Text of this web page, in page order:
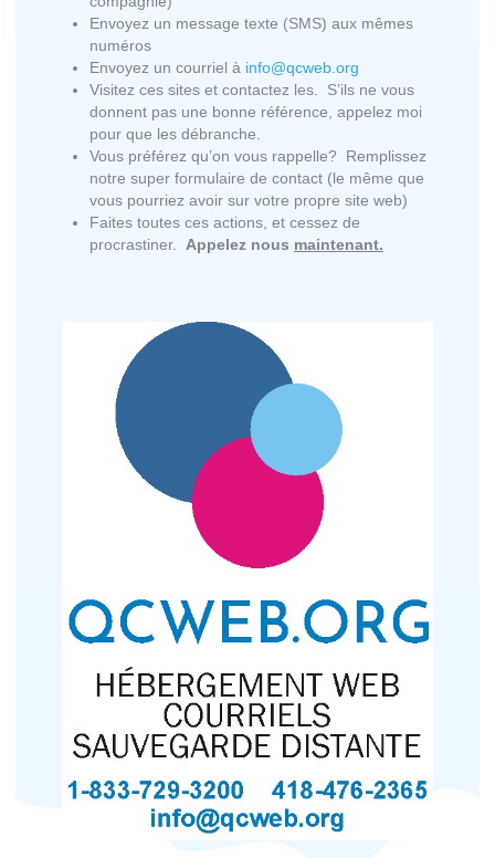
Envoyez un message texte (SMS) aux mêmes
numéros
Envoyez un courriel à info@qcweb.org
Visitez ces sites et contactez les. S’ils ne vous
donnent pas une bonne référence, appelez moi
pour que les débranche.
Vous préférez qu’on vous rappelle? Remplissez
notre super formulaire de contact (le même que
vous pourriez avoir sur votre propre site web)
Faites toutes ces actions, et cessez de
procrastiner. Appelez nous maintenant.